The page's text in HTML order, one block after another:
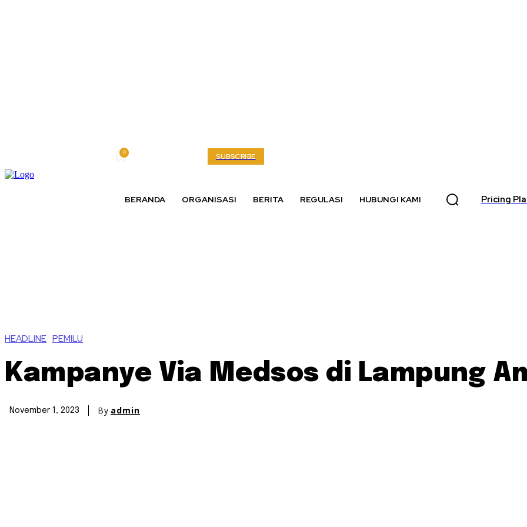
0 SUBSCRIBE
BERANDA ORGANISASI BERITA REGULASI HUBUNGI KAMI Pricing
HEADLINE PEMILU
Kampanye Via Medsos di Lampung
November 1, 2023 By admin